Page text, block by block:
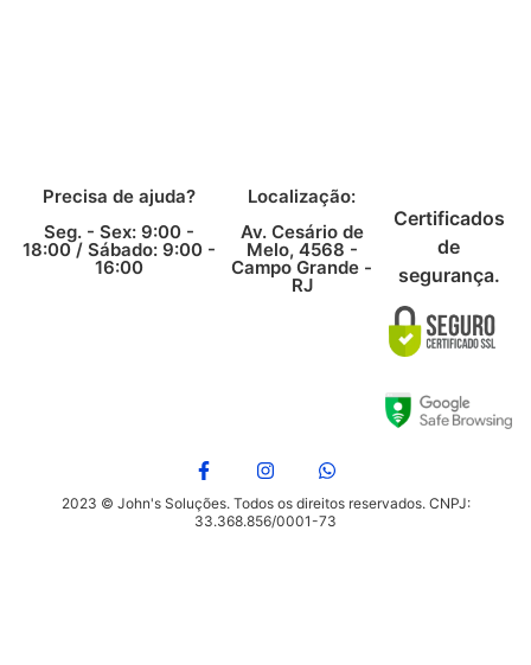
Precisa de ajuda?
Seg. - Sex: 9:00 -
18:00 / Sábado: 9:00 -
16:00
Localização:
Av. Cesário de
Melo, 4568 -
Campo Grande -
RJ
Certificados
de
segurança.
2023 © John's Soluções. Todos os direitos reservados. CNPJ:
33.368.856/0001-73